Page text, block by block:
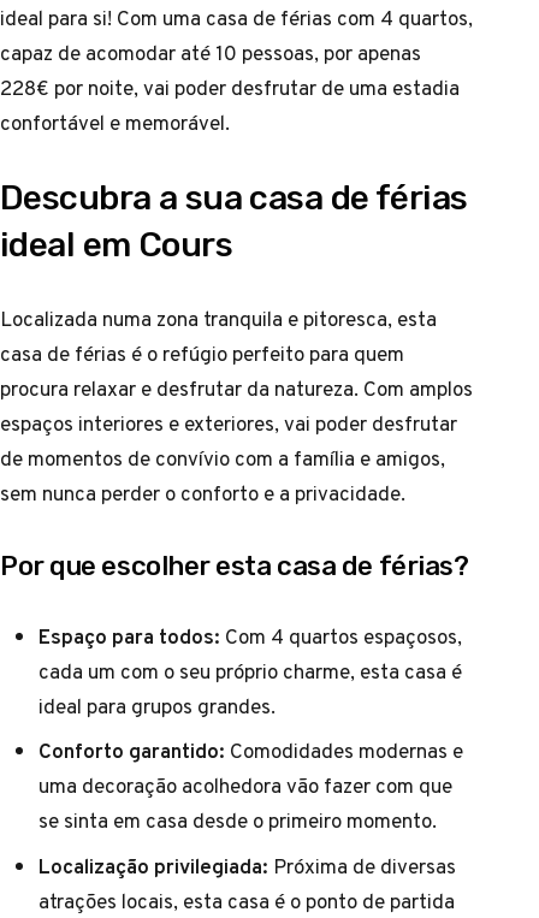
ideal para si! Com uma casa de férias com 4 quartos,
capaz de acomodar até 10 pessoas, por apenas
228€ por noite, vai poder desfrutar de uma estadia
confortável e memorável.
Descubra a sua casa de férias
ideal em Cours
Localizada numa zona tranquila e pitoresca, esta
casa de férias é o refúgio perfeito para quem
procura relaxar e desfrutar da natureza. Com amplos
espaços interiores e exteriores, vai poder desfrutar
de momentos de convívio com a família e amigos,
sem nunca perder o conforto e a privacidade.
Por que escolher esta casa de férias?
Espaço para todos: Com 4 quartos espaçosos,
cada um com o seu próprio charme, esta casa é
ideal para grupos grandes.
Conforto garantido: Comodidades modernas e
uma decoração acolhedora vão fazer com que
se sinta em casa desde o primeiro momento.
Localização privilegiada: Próxima de diversas
atrações locais, esta casa é o ponto de partida